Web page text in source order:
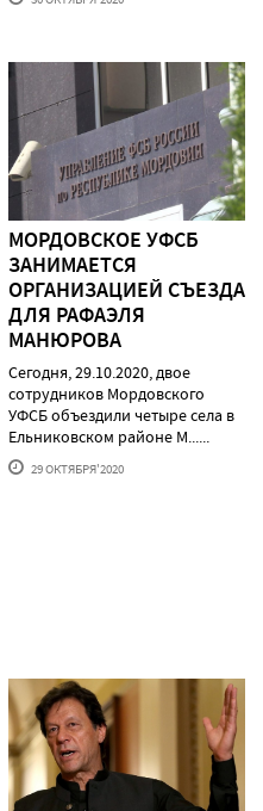
МОРДОВСКОЕ УФСБ
ЗАНИМАЕТСЯ
ОРГАНИЗАЦИЕЙ СЪЕЗДА
ДЛЯ РАФАЭЛЯ
МАНЮРОВА
Сегодня, 29.10.2020, двое
сотрудников Мордовского
УФСБ объездили четыре села в
Ельниковском районе М......
29 ОКТЯБРЯ'2020